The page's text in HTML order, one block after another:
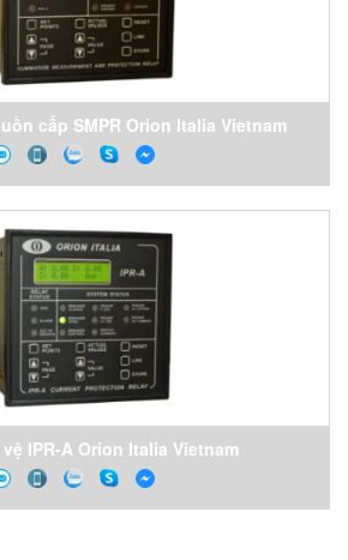
cấp SMPR Orion Italia Vietnam
IPR-A Orion Italia Vietnam